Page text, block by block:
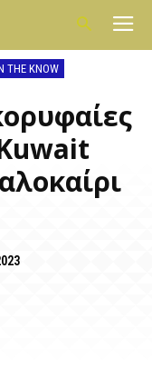
THE KNOW